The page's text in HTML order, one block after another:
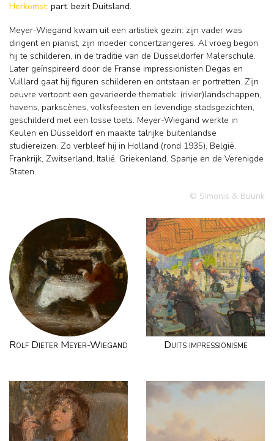
Herkomst: part. bezit Duitsland.
Meyer-Wiegand kwam uit een artistiek gezin: zijn vader was
dirigent en pianist, zijn moeder concertzangeres. Al vroeg begon
hij te schilderen, in de traditie van de Düsseldorfer Malerschule.
Later geïnspireerd door de Franse impressionisten Degas en
Vuillard gaat hij figuren schilderen en ontstaan er portretten. Zijn
oeuvre vertoont een gevarieerde thematiek: (rivier)landschappen,
havens, parkscènes, volksfeesten en levendige stadsgezichten,
geschilderd met een losse toets. Meyer-Wiegand werkte in
Keulen en Düsseldorf en maakte talrijke buitenlandse
studiereizen. Zo verbleef hij in Holland (rond 1935), België,
Frankrijk, Zwitserland, Italië, Griekenland, Spanje en de Verenigde
Staten.
© Simonis & Buunk
Rolf Dieter Meyer-Wiegand Duits impressionisme